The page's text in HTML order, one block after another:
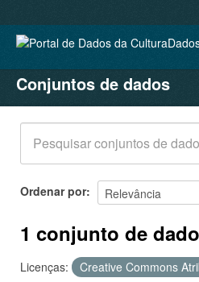
CONJUNTOS DE DADOS
ORGANIZAÇÕES
GRUPOS
SOBRE
Conjuntos de dados
Ordenar por
1 conjunto de
Licenças: Creative Commons